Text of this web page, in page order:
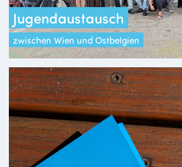
Jugendaustausch
zwischen Wien und Ostbelgien